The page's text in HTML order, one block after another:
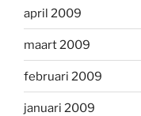
april 2009
maart 2009
februari 2009
januari 2009